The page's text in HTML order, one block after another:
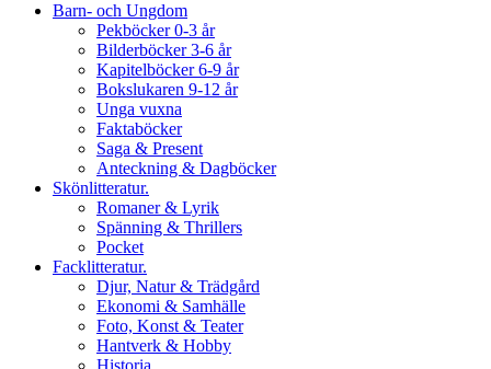
Barn- och Ungdom
Pekböcker 0-3 år
Bilderböcker 3-6 år
Kapitelböcker 6-9 år
Bokslukaren 9-12 år
Unga vuxna
Faktaböcker
Saga & Present
Anteckning & Dagböcker
Skönlitteratur.
Romaner & Lyrik
Spänning & Thrillers
Pocket
Facklitteratur.
Djur, Natur & Trädgård
Ekonomi & Samhälle
Foto, Konst & Teater
Hantverk & Hobby
Historia